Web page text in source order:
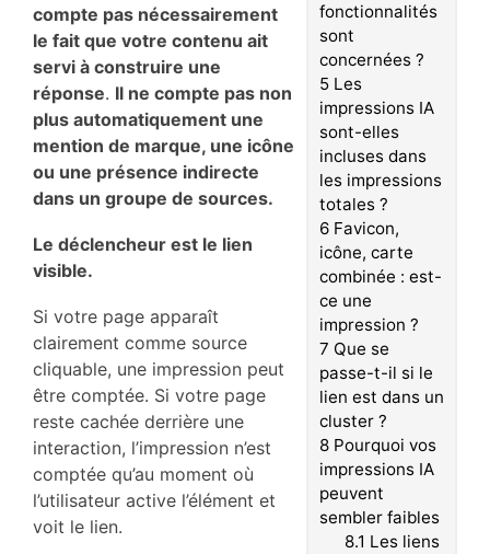
fonctionnalités
sont
concernées ?
5 Les
impressions IA
sont-elles
incluses dans
les impressions
totales ?
6 Favicon,
icône, carte
combinée : est-
ce une
impression ?
7 Que se
passe-t-il si le
lien est dans un
cluster ?
8 Pourquoi vos
impressions IA
peuvent
sembler faibles
8.1 Les liens
compte pas nécessairement
le fait que votre contenu ait
servi à construire une
réponse. Il ne compte pas non
plus automatiquement une
mention de marque, une icône
ou une présence indirecte
dans un groupe de sources.
Le déclencheur est le lien
visible.
Si votre page apparaît
clairement comme source
cliquable, une impression peut
être comptée. Si votre page
reste cachée derrière une
interaction, l’impression n’est
comptée qu’au moment où
l’utilisateur active l’élément et
voit le lien.